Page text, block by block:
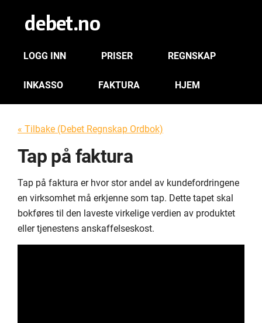
LOGG INN PRISER REGNSKAP
INKASSO FAKTURA HJEM
« Tilbake (Debet Regnskap Ordbok)
Tap på faktura
Tap på faktura er hvor stor andel av kundefordringene
en virksomhet må erkjenne som tap. Dette tapet skal
bokføres til den laveste virkelige verdien av produktet
eller tjenestens anskaffelseskost.